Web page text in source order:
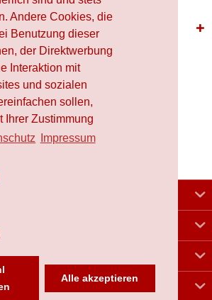
Andere Cookies, die
Benutzung dieser
der Direktwerbung
Interaktion mit
und sozialen
sollen,
Ihrer Zustimmung
Impressum
Alle akzeptieren